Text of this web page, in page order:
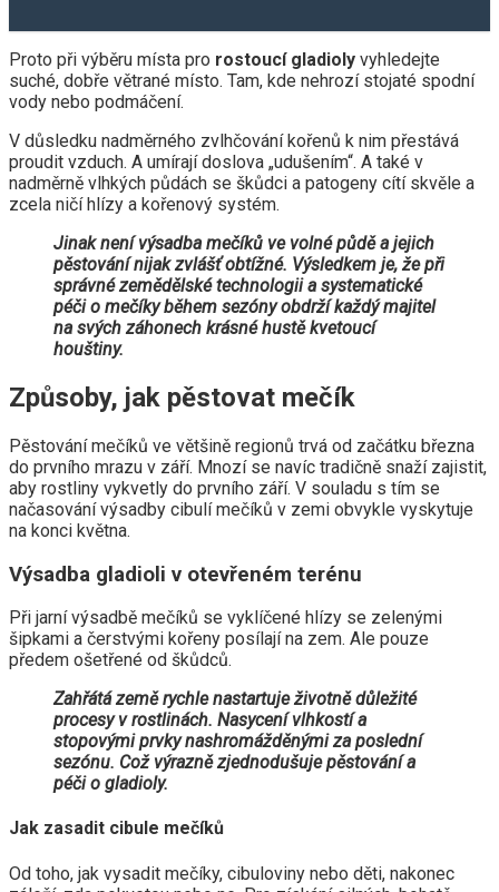
Proto při výběru místa pro rostoucí gladioly vyhledejte
suché, dobře větrané místo. Tam, kde nehrozí stojaté spodní
vody nebo podmáčení.
V důsledku nadměrného zvlhčování kořenů k nim přestává
proudit vzduch. A umírají doslova „udušením“. A také v
nadměrně vlhkých půdách se škůdci a patogeny cítí skvěle a
zcela ničí hlízy a kořenový systém.
Jinak není výsadba mečíků ve volné půdě a jejich
pěstování nijak zvlášť obtížné. Výsledkem je, že při
správné zemědělské technologii a systematické
péči o mečíky během sezóny obdrží každý majitel
na svých záhonech krásné hustě kvetoucí
houštiny.
Způsoby, jak pěstovat mečík
Pěstování mečíků ve většině regionů trvá od začátku března
do prvního mrazu v září. Mnozí se navíc tradičně snaží zajistit,
aby rostliny vykvetly do prvního září. V souladu s tím se
načasování výsadby cibulí mečíků v zemi obvykle vyskytuje
na konci května.
Výsadba gladioli v otevřeném terénu
Při jarní výsadbě mečíků se vyklíčené hlízy se zelenými
šipkami a čerstvými kořeny posílají na zem. Ale pouze
předem ošetřené od škůdců.
Zahřátá země rychle nastartuje životně důležité
procesy v rostlinách. Nasycení vlhkostí a
stopovými prvky nashromážděnými za poslední
sezónu. Což výrazně zjednodušuje pěstování a
péči o gladioly.
Jak zasadit cibule mečíků
Od toho, jak vysadit mečíky, cibuloviny nebo děti, nakonec